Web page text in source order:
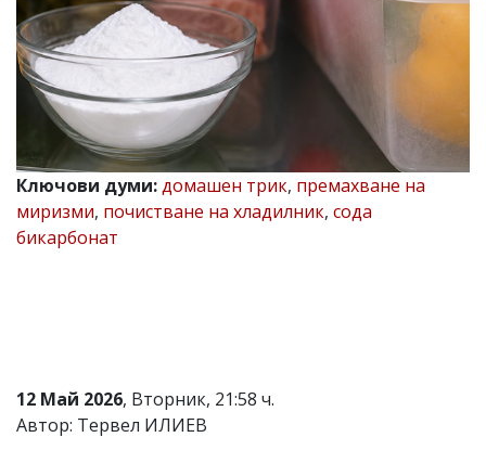
email:
v.vasilev@flagman.bg
Катя
Касабова,
еmail:k.kassabova@flagman.bg
Иван
Колев,
email:
office@flagman.bg
редакцията
Ключови думи:домашен трик, премахване на
миризми, почистване на хладилник, сода
бикарбонат
12 Май 2026, Вторник, 21:58 ч.
Автор: Тервел ИЛИЕВ